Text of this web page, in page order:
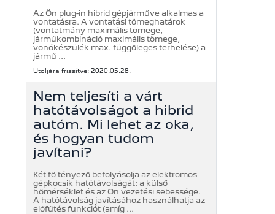
Az Ön plug-in hibrid gépjárműve alkalmas a
vontatásra. A vontatási tömeghatárok
(vontatmány maximális tömege,
járműkombináció maximális tömege,
vonókészülék max. függőleges terhelése) a
jármű ...
Utoljára frissítve: 2020.05.28.
Nem teljesíti a várt
hatótávolságot a hibrid
autóm. Mi lehet az oka,
és hogyan tudom
javítani?
Két fő tényező befolyásolja az elektromos
gépkocsik hatótávolságát: a külső
hőmérséklet és az Ön vezetési sebessége.
A hatótávolság javításához használhatja az
előfűtés funkciót (amíg ...